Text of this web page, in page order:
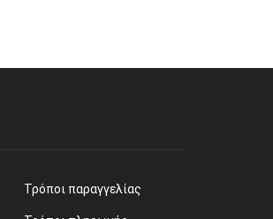
Τρόποι παραγγελίας